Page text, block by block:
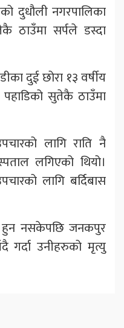
दुधौली नगरपालिका
ठाउँमा सर्पले डस्दा
दुई छोरा १३ वर्षीय
पहाडिको सुतेकै ठाउँमा
लागि राति नै
लगिएको थियो।
लागि बर्दिबास
हुन नसकेपछि जनकपुर
उनीहरुको मृत्यु